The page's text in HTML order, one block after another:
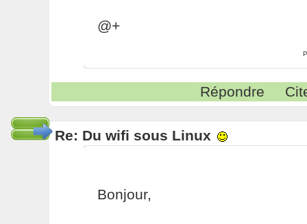
@+
Répondre
Re: Du wifi sous Linux
Bonjour,